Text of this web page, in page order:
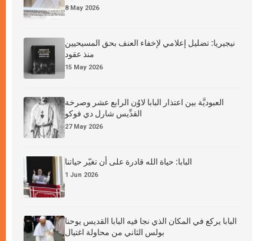
8 May 2026
نيجيريا: تضليل إعلامي لإخفاء العنف بحق المسيحيين
منذ عقود
15 May 2026
العبوديَّة بين اعتذار البابا لاوُن الرابع عشر وصرخة
القدِّيس شارل دي فوكو
27 May 2026
البابا: حياة الله قادرة على أن تغيّر حياتنا
1 Jun 2026
البابا يركع في المكان الذي نجا فيه البابا القديس يوحنا
بولس الثاني من محاولة اغتيال